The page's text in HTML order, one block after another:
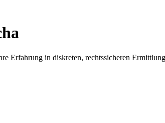
Erfahrung in diskreten, rechtssicheren